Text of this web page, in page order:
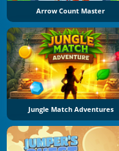
Arrow Count Master
Jungle Match Adventures